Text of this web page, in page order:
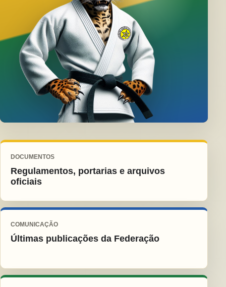
DOCUMENTOS
Regulamentos, portarias e arquivos
oficiais
COMUNICAÇÃO
Últimas publicações da Federação